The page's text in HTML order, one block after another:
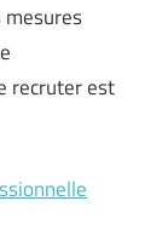
mesures
recruter est